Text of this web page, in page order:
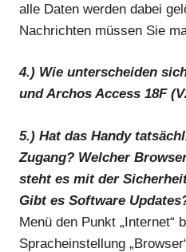
alle Daten werden dabei
Nachrichten müssen Sie
4.) Wie unterscheiden
und Archos Access 18F
5.) Hat das Handy
Zugang? Welcher
steht es mit der
Gibt es Software
Menü den Punkt „Internet“
Spracheinstellung